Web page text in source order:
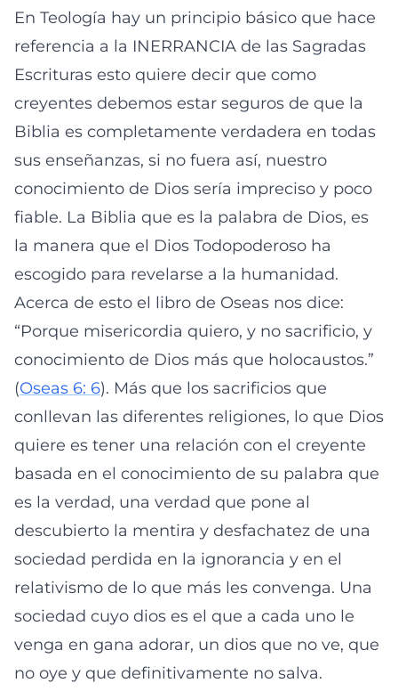
En Teología hay un principio básico que hace
referencia a la INERRANCIA de las Sagradas
Escrituras esto quiere decir que como
creyentes debemos estar seguros de que la
Biblia es completamente verdadera en todas
sus enseñanzas, si no fuera así, nuestro
conocimiento de Dios sería impreciso y poco
fiable. La Biblia que es la palabra de Dios, es
la manera que el Dios Todopoderoso ha
escogido para revelarse a la humanidad.
Acerca de esto el libro de Oseas nos dice:
“Porque misericordia quiero, y no sacrificio, y
conocimiento de Dios más que holocaustos.”
(Oseas 6: 6). Más que los sacrificios que
conllevan las diferentes religiones, lo que Dios
quiere es tener una relación con el creyente
basada en el conocimiento de su palabra que
es la verdad, una verdad que pone al
descubierto la mentira y desfachatez de una
sociedad perdida en la ignorancia y en el
relativismo de lo que más les convenga. Una
sociedad cuyo dios es el que a cada uno le
venga en gana adorar, un dios que no ve, que
no oye y que definitivamente no salva.